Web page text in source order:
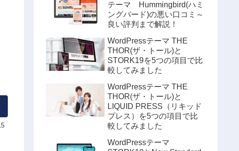
テーマ Hummingbird(ハミ
ングバード)の悪い口コミ～
良い評判まで解説！
WordPressテーマ THE
THOR(ザ・トール)と
STORK19を5つの項目で比
較してみました
WordPressテーマ THE
THOR(ザ・トール)と
LIQUID PRESS（リキッド
プレス）を5つの項目で比
較してみました
WordPressテーマ